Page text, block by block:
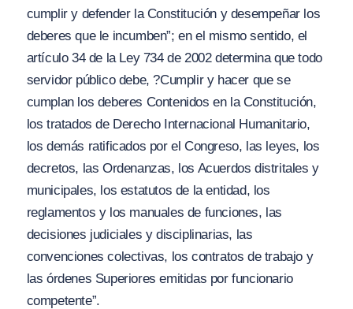
cumplir y defender la Constitución y desempeñar los
deberes que le incumben”;en el mismo sentido, el
artículo 34 de la Ley 734 de 2002 determina que todo
servidor público debe, ?Cumplir y hacer que se
cumplan los deberes Contenidos en la Constitución,
los tratados de Derecho Internacional Humanitario,
los demás ratificados por el Congreso, las leyes, los
decretos, las Ordenanzas, los Acuerdos distritales y
municipales, los estatutos de la entidad, los
reglamentos y los manuales de funciones, las
decisiones judiciales y disciplinarias, las
convenciones colectivas, los contratos de trabajo y
las órdenes Superiores emitidas por funcionario
competente”.